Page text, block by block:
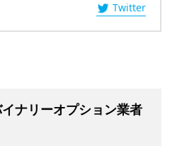
Twitter
ナリーオプション業者